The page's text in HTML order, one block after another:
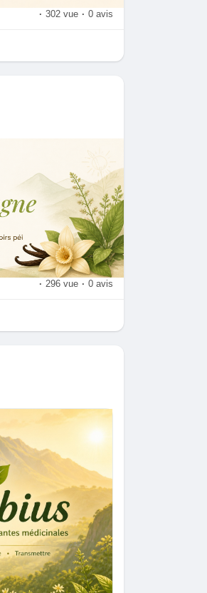
· 302 vue · 0 avis
· 296 vue · 0 avis